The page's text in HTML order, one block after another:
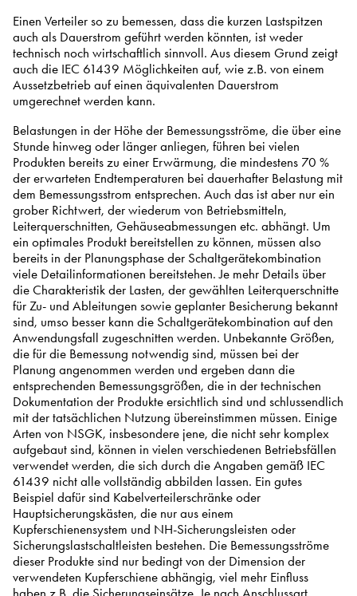
Einen Verteiler so zu bemessen, dass die kurzen Lastspitzen
auch als Dauerstrom geführt werden könnten, ist weder
technisch noch wirtschaftlich sinnvoll. Aus diesem Grund zeigt
auch die IEC 61439 Möglichkeiten auf, wie z.B. von einem
Aussetzbetrieb auf einen äquivalenten Dauerstrom
umgerechnet werden kann.
Belastungen in der Höhe der Bemessungsströme, die über eine
Stunde hinweg oder länger anliegen, führen bei vielen
Produkten bereits zu einer Erwärmung, die mindestens 70 %
der erwarteten Endtemperaturen bei dauerhafter Belastung mit
dem Bemessungsstrom entsprechen. Auch das ist aber nur ein
grober Richtwert, der wiederum von Betriebsmitteln,
Leiterquerschnitten, Gehäuseabmessungen etc. abhängt. Um
ein optimales Produkt bereitstellen zu können, müssen also
bereits in der Planungsphase der Schaltgerätekombination
viele Detailinformationen bereitstehen. Je mehr Details über
die Charakteristik der Lasten, der gewählten Leiterquerschnitte
für Zu- und Ableitungen sowie geplanter Besicherung bekannt
sind, umso besser kann die Schaltgerätekombination auf den
Anwendungsfall zugeschnitten werden. Unbekannte Größen,
die für die Bemessung notwendig sind, müssen bei der
Planung angenommen werden und ergeben dann die
entsprechenden Bemessungsgrößen, die in der technischen
Dokumentation der Produkte ersichtlich sind und schlussendlich
mit der tatsächlichen Nutzung übereinstimmen müssen. Einige
Arten von NSGK, insbesondere jene, die nicht sehr komplex
aufgebaut sind, können in vielen verschiedenen Betriebsfällen
verwendet werden, die sich durch die Angaben gemäß IEC
61439 nicht alle vollständig abbilden lassen. Ein gutes
Beispiel dafür sind Kabelverteilerschränke oder
Hauptsicherungskästen, die nur aus einem
Kupferschienensystem und NH-Sicherungsleisten oder
Sicherungslastschaltleisten bestehen. Die Bemessungsströme
dieser Produkte sind nur bedingt von der Dimension der
verwendeten Kupferschiene abhängig, viel mehr Einfluss
haben z.B. die Sicherungseinsätze. Je nach Anschlussart,